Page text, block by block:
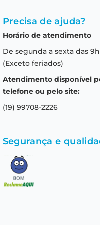
Precisa de ajuda?
Horário de atendimento
De segunda a sexta das 9h
(Exceto feriados)
Atendimento disponível
telefone ou pelo site:
(19) 99708-2226
Segurança e